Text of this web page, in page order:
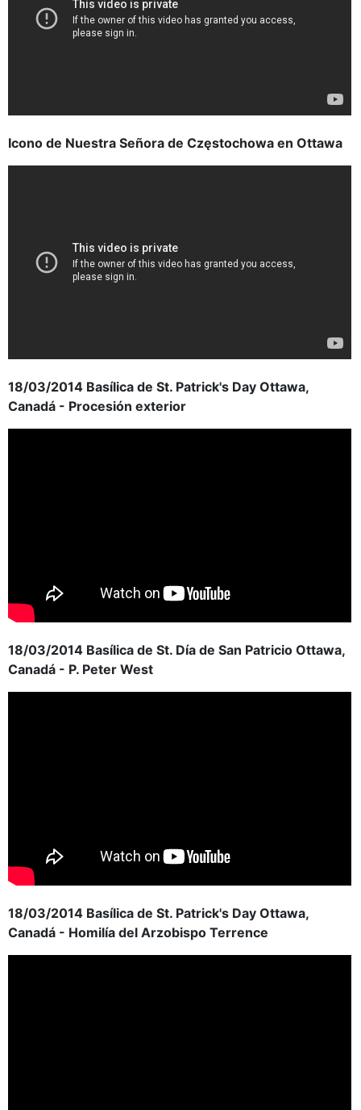
Icono de Nuestra Señora de Częstochowa en Ottawa
18/03/2014 Basílica de St. Patrick's Day Ottawa,
Canadá - Procesión exterior
18/03/2014 Basílica de St. Día de San Patricio Ottawa,
Canadá - P. Peter West
18/03/2014 Basílica de St. Patrick's Day Ottawa,
Canadá - Homilía del Arzobispo Terrence